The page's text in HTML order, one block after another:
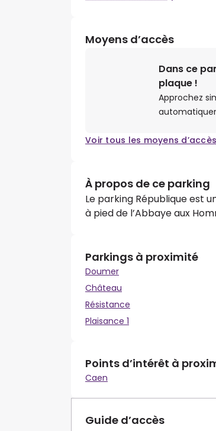
Moyens d’accès
Dans ce
plaque !
Approchez
Voir tous les moyens d’accès
À propos de ce parking
Le parking République est
à pied de l’Abbaye aux
Parkings à proximité
Doumer
Château
Résistance
Plaisance 1
Points d’intérêt à
Caen
Guide d’accès